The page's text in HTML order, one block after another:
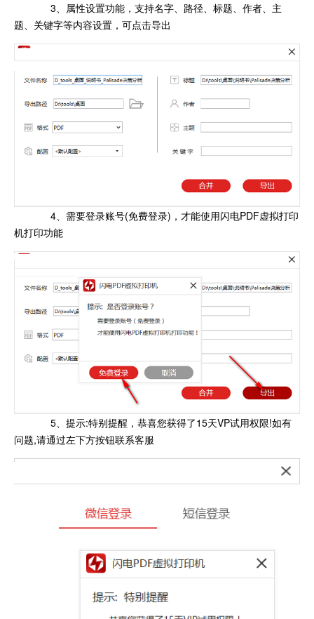
3、属性设置功能，支持名字、路径、标题、作者、主
题、关键字等内容设置，可点击导出
4、需要登录账号(免费登录)，才能使用闪电PDF虚拟打印
机打印功能
5、提示:特别提醒，恭喜您获得了15天VP试用权限!如有
问题,请通过左下方按钮联系客服